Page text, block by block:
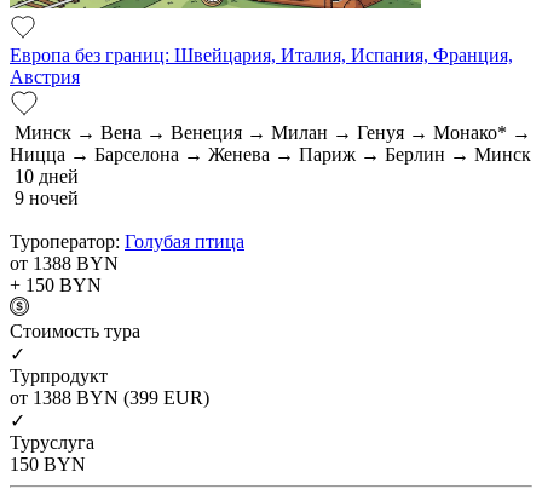
Европа без границ: Швейцария, Италия, Испания, Франция,
Австрия
Минск → Вена → Венеция → Милан → Генуя → Монако* →
Ницца → Барселона → Женева → Париж → Берлин → Минск
10 дней
9 ночей
Туроператор: Голубая птица
от 1388 BYN
+ 150 BYN
Cтоимость тура
✓
Турпродукт
от 1388 BYN (399 EUR)
✓
Туруслуга
150 BYN